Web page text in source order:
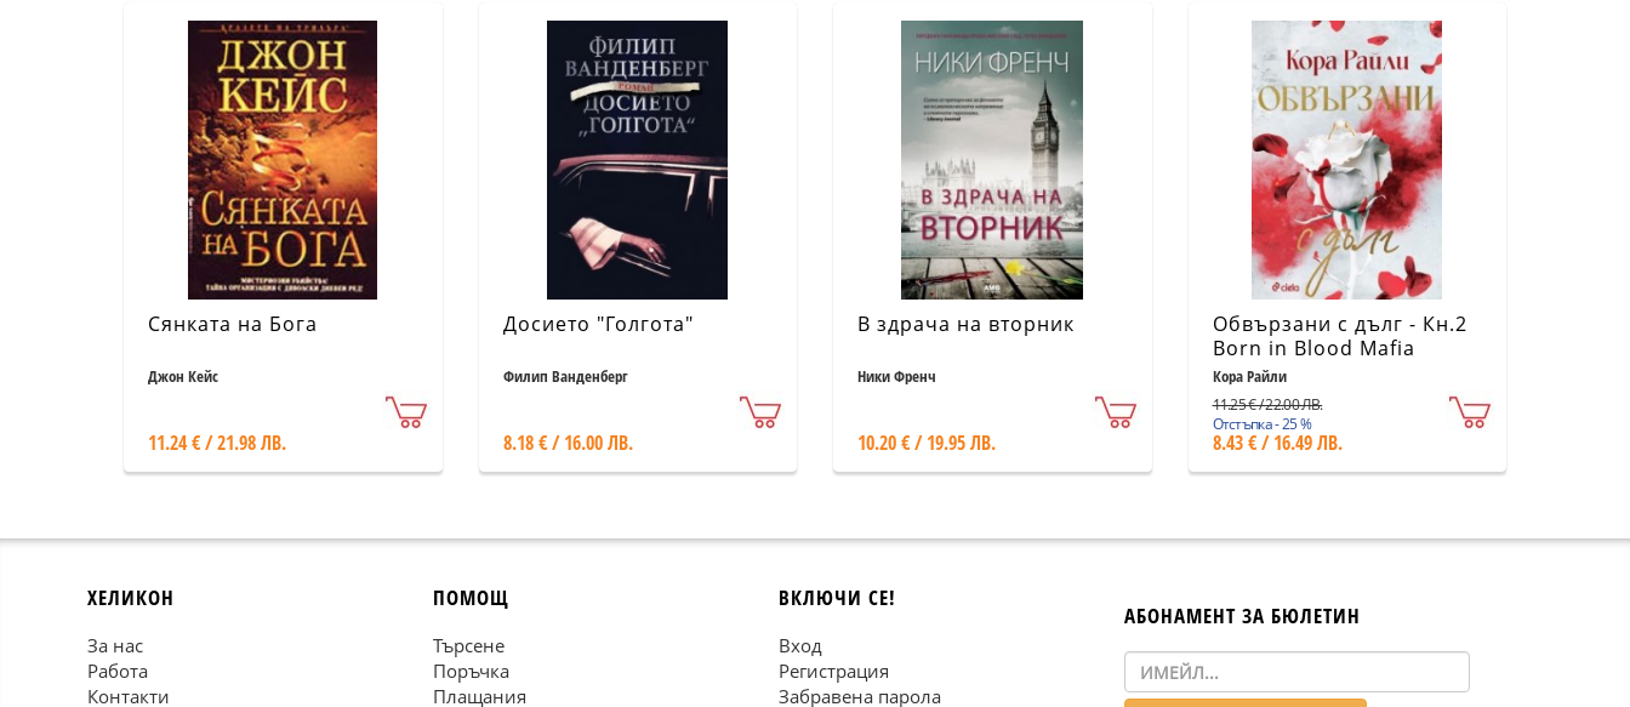
Сянката на Бога
Джон Кейс
11.24 € / 21.98 ЛВ.
Досието "Голгота"
Филип Ванденберг
8.18 € / 16.00 ЛВ.
В здрача на вторник
Ники Френч
10.20 € / 19.95 ЛВ.
Обвързани с дълг - Кн.2
Born in Blood Mafia
Chronicles
Кора Райли
11.25 € / 22.00 ЛВ.
Отстъпка - 25 %
8.43 € / 16.49 ЛВ.
ХЕЛИКОН
За нас
Работа
Контакти
ПОМОЩ
Търсене
Поръчка
Плащания
ВКЛЮЧИ СЕ!
Вход
Регистрация
Забравена парола
АБОНАМЕНТ ЗА БЮЛЕТИН